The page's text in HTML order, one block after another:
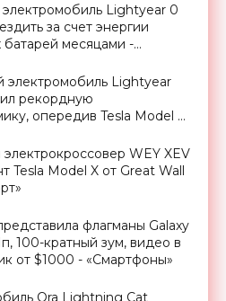
Lightyear 0
за счет энергии
батарей месяцами -
электромобиль Lightyear
рекордную
опередив Tesla Model 3
электрокроссовер WEY XEV
Tesla Model X от Great Wall
флагманы Galaxy
100-кратный зум, видео в
от $1000 - «Смартфоны»
Ora Lightning Cat